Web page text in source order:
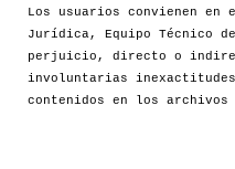
Los usuarios convienen
Jurídica, Equipo Técnico
perjuicio, directo o
involuntarias
contenidos en los archivos